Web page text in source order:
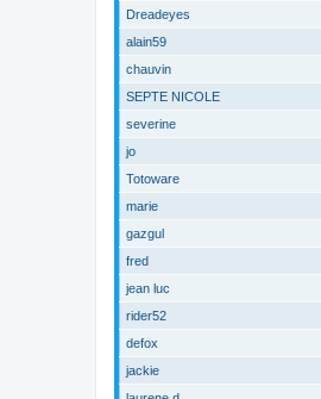
Dreadeyes
alain59
chauvin
SEPTE NICOLE
severine
jo
Totoware
marie
gazgul
fred
jean luc
rider52
defox
jackie